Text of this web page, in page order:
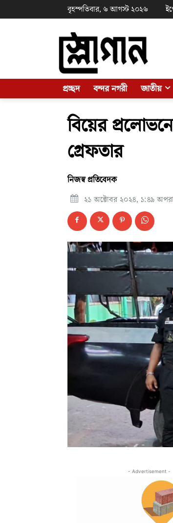
বৃহস্পতিবার, ৬ আগস্ট ২০২৬
প্রচ্ছদ বন্দর নগরী জাতীয়
বিয়ের
গ্রেফতার
নিজস্ব প্রতিবেদক
২১ অক্টোবর ২০২৪, ১:৪৯
- Advertisement -